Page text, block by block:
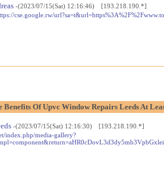
-(2023/07/15(Sat) 12:16:46) [193.218.190.*]
cse.google.rw/
Benefits Of Upvc Window Repairs Leeds At
-(2023/07/15(Sat) 12:16:30) [193.218.190.*]
index.php/media-gallery?